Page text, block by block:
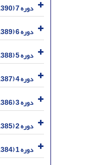
دوره 7 (1390)
دوره 6 (1389)
دوره 5 (1388)
دوره 4 (1387)
دوره 3 (1386)
دوره 2 (1385)
دوره 1 (1384)